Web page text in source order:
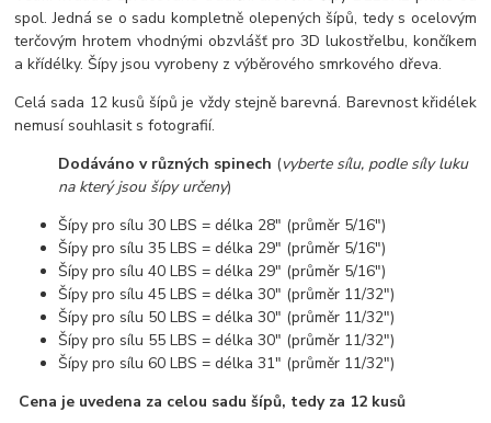
spol. Jedná se o sadu kompletně olepených šípů, tedy s ocelovým
terčovým hrotem vhodnými obzvlášť pro 3D lukostřelbu, končíkem
a křídélky. Šípy jsou vyrobeny z výběrového smrkového dřeva.
Celá sada 12 kusů šípů je vždy stejně barevná. Barevnost křidélek
nemusí souhlasit s fotografií.
Dodáváno v různých spinech (vyberte sílu, podle síly luku
na který jsou šípy určeny)
Šípy pro sílu 30 LBS = délka 28" (průměr 5/16")
Šípy pro sílu 35 LBS = délka 29" (průměr 5/16")
Šípy pro sílu 40 LBS = délka 29" (průměr 5/16")
Šípy pro sílu 45 LBS = délka 30" (průměr 11/32")
Šípy pro sílu 50 LBS = délka 30" (průměr 11/32")
Šípy pro sílu 55 LBS = délka 30" (průměr 11/32")
Šípy pro sílu 60 LBS = délka 31" (průměr 11/32")
Cena je uvedena za celou sadu šípů, tedy za 12 kusů